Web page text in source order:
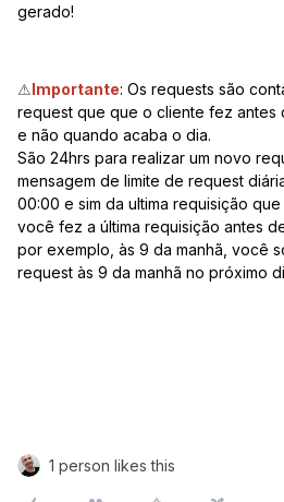
gerado!
⚠Importante: Os requests são
request que que o cliente fez antes
e não quando acaba o dia.
São 24hrs para realizar um novo
mensagem de limite de request
00:00 e sim da ultima requisição
você fez a última requisição antes
por exemplo, às 9 da manhã, você
request às 9 da manhã no próximo
1 person likes this